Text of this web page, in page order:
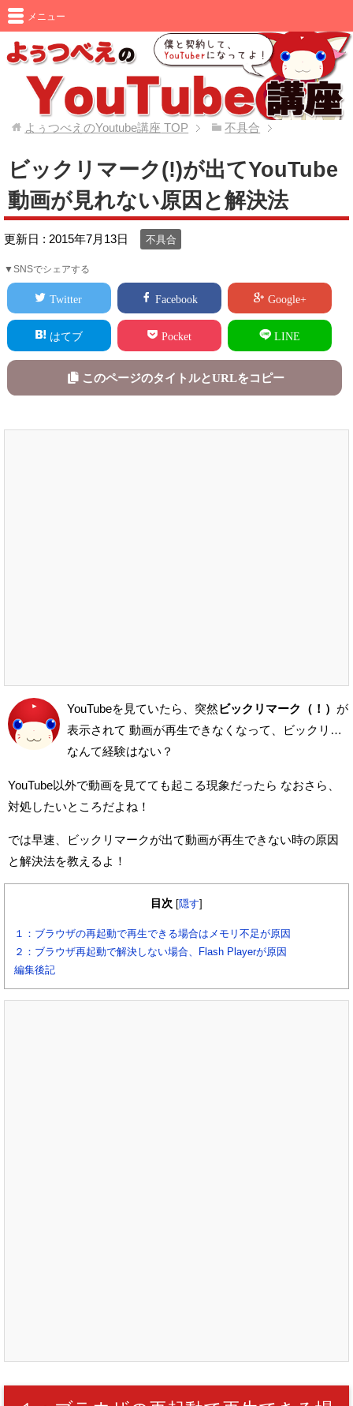
メニュー
よぅつべえのYoutube講座 TOP 不具合
ビックリマーク(!)が出てYouTube
動画が見れない原因と解決法
更新日 : 2015年7月13日 不具合
▼SNSでシェアする
Twitter Facebook Google+
はてブ Pocket LINE
このページのタイトルとURLをコピー
YouTubeを見ていたら、突然ビックリマーク （！） が
表示されて 動画が再生できなくなって、ビックリ…
なんて経験はない？
YouTube以外で動画を見てても起こる現象だったら なおさら、
対処したいところだよね！
では早速、ビックリマークが出て動画が再生できない時の原因
と解決法を教えるよ！
目次 [隠す]
１：ブラウザの再起動で再生できる場合はメモリ不足が原因
２：ブラウザ再起動で解決しない場合、Flash Playerが原因
編集後記